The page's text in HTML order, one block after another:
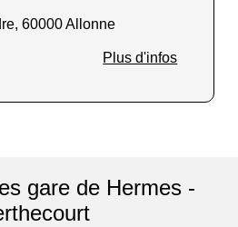
60000 Allonne
Plus d'infos
gare de Hermes -